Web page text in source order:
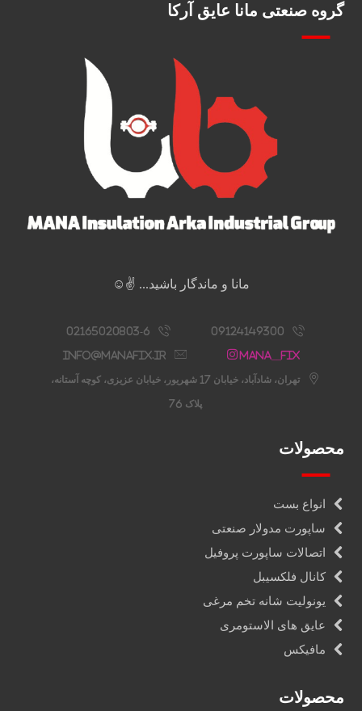
گروه صنعتی مانا عایق آرکا
مانا و ماندگار باشید... ✌️☺️
09124149300
02165020803-6
Mana__fix
info@manafix.ir
تهران، شادآباد، خیابان 17 شهریور، خیابان عزیزی، کوچه آستانه،
پلاک 76
محصولات
انواع بست
ساپورت مدولار صنعتی
اتصالات ساپورت پروفیل
کانال فلکسیبل
یونولیت شانه تخم مرغی
عایق های الاستومری
مافیکس
محصولات